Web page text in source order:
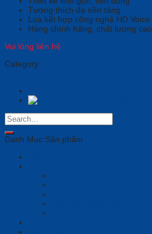
Tương thích đa nền tảng
Loa kết hợp công nghệ HD Voice
Hàng chính hãng, chất lượng cao
Vui lòng liên hệ
Category:
Danh Mục Sản phẩm